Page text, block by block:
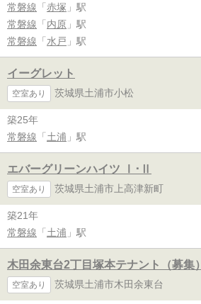
常磐線 「 赤塚 」駅
常磐線 「 内原 」駅
常磐線 「 水戸 」駅
イーグレット
空室あり 茨城県土浦市小松
築25年
常磐線 「 土浦 」駅
エバーグリーンハイツ Ⅰ･Ⅱ
空室あり 茨城県土浦市上高津新町
築21年
常磐線 「 土浦 」駅
木田余東台2丁目塚本テナント（募集）
空室あり 茨城県土浦市木田余東台